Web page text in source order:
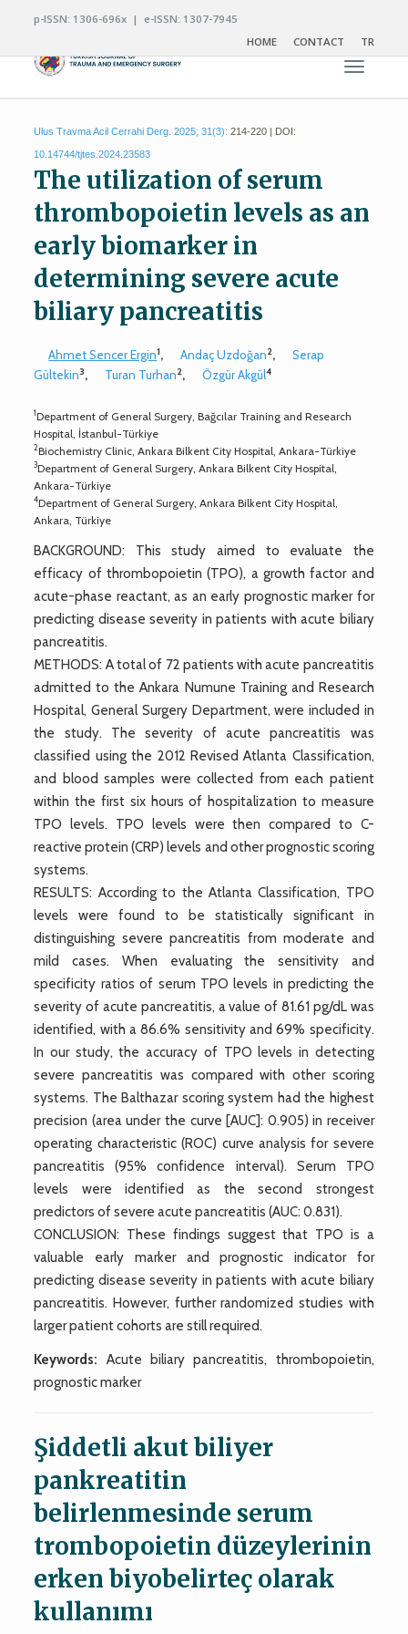
p-ISSN: 1306-696x | e-ISSN: 1307-7945
HOME
CONTACT TR
Toggle
Ulus Travma Acil Cerrahi Derg. 2025; 31(3): 214-220 | DOI:
10.14744/tjtes.2024.23583
The utilization of serum
thrombopoietin levels as an
early biomarker in
determining severe acute
biliary pancreatitis
Ahmet Sencer Ergin1, Andaç Uzdoğan2,
Serap
Gültekin3, Turan Turhan2, Özgür Akgül4
1Department of General Surgery, Bağcılar Training and Research
Hospital, İstanbul-Türkiye
2Biochemistry Clinic, Ankara Bilkent City Hospital, Ankara-Türkiye
3Department of General Surgery, Ankara Bilkent City Hospital,
Ankara-Türkiye
4Department of General Surgery, Ankara Bilkent City Hospital,
Ankara, Türkiye
BACKGROUND: This study aimed to evaluate the
efficacy of thrombopoietin (TPO), a growth factor and
acute-phase reactant, as an early prognostic marker for
predicting disease severity in patients with acute biliary
pancreatitis.
METHODS: A total of 72 patients with acute pancreatitis
admitted to the Ankara Numune Training and Research
Hospital, General Surgery Department, were included in
the study. The severity of acute pancreatitis was
classified using the 2012 Revised Atlanta Classification,
and blood samples were collected from each patient
within the first six hours of hospitalization to measure
TPO levels. TPO levels were then compared to C-
reactive protein (CRP) levels and other prognostic scoring
systems.
RESULTS: According to the Atlanta Classification, TPO
levels were found to be statistically significant in
distinguishing severe pancreatitis from moderate and
mild cases. When evaluating the sensitivity and
specificity ratios of serum TPO levels in predicting the
severity of acute pancreatitis, a value of 81.61 pg/dL was
identified, with a 86.6% sensitivity and 69% specificity.
In our study, the accuracy of TPO levels in detecting
severe pancreatitis was compared with other scoring
systems. The Balthazar scoring system had the highest
precision (area under the curve [AUC]: 0.905) in receiver
operating characteristic (ROC) curve analysis for severe
pancreatitis (95% confidence interval). Serum TPO
levels were identified as the second strongest
predictors of severe acute pancreatitis (AUC: 0.831).
CONCLUSION: These findings suggest that TPO is a
valuable early marker and prognostic indicator for
predicting disease severity in patients with acute biliary
pancreatitis. However, further randomized studies with
larger patient cohorts are still required.
Keywords: Acute biliary pancreatitis, thrombopoietin,
prognostic marker
Şiddetli akut biliyer
pankreatitin
belirlenmesinde serum
trombopoietin düzeylerinin
erken biyobelirteç olarak
kullanımı